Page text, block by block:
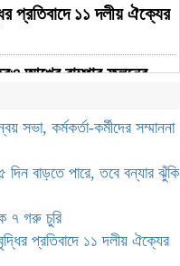
প্রতিবাদে ১১ দলীয় ঐক্যের
আখের বাম্পার ফলনের
সুদিন ফিরছে সিরাজগঞ্জে
মাধ্যমে ছবি ভাইরাল,
উদ্যোগে কাজীপুরে নির্মিত
ভাসমান সেতু
সভা, কর্মকর্তা-কর্মীদের সম্মাননা
বাড়তে পারে, তবে বন্যার ঝুঁকি
৭ গরু চুরি
প্রতিবাদে ১১ দলীয় ঐক্যের